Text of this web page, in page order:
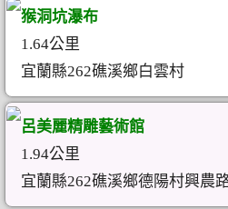
猴洞坑瀑布
1.64公里
宜蘭縣262礁溪鄉白雲村
呂美麗精雕藝術館
1.94公里
宜蘭縣262礁溪鄉德陽村興農